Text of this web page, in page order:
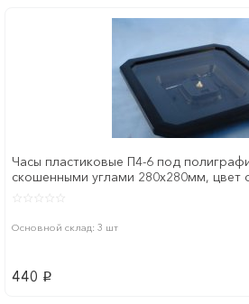
Часы пластиковые П4-6 под
скошенными углами 280х280мм, цвет
Основной склад: 3 шт
440 p